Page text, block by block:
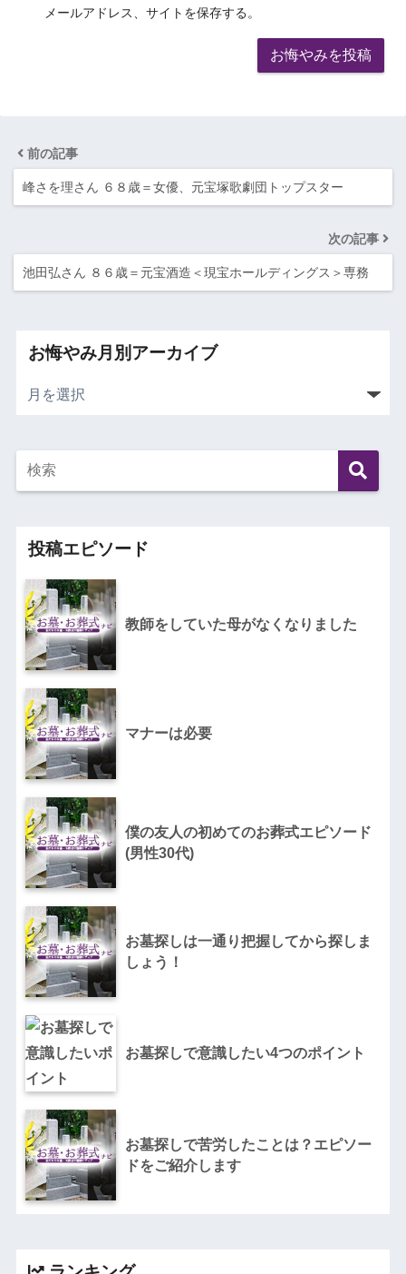
メールアドレス、サイトを保存する。
前の記事
峰さを理さん ６８歳＝女優、元宝塚歌劇団トップスター
次の記事
池田弘さん ８６歳＝元宝酒造＜現宝ホールディングス＞専務
お悔やみ月別アーカイブ
投稿エピソード
教師をしていた母がなくなりました
マナーは必要
僕の友人の初めてのお葬式エピソード
(男性30代)
お墓探しは一通り把握してから探しま
しょう！
お墓探しで意識したい4つのポイント
お墓探しで苦労したことは？エピソー
ドをご紹介します